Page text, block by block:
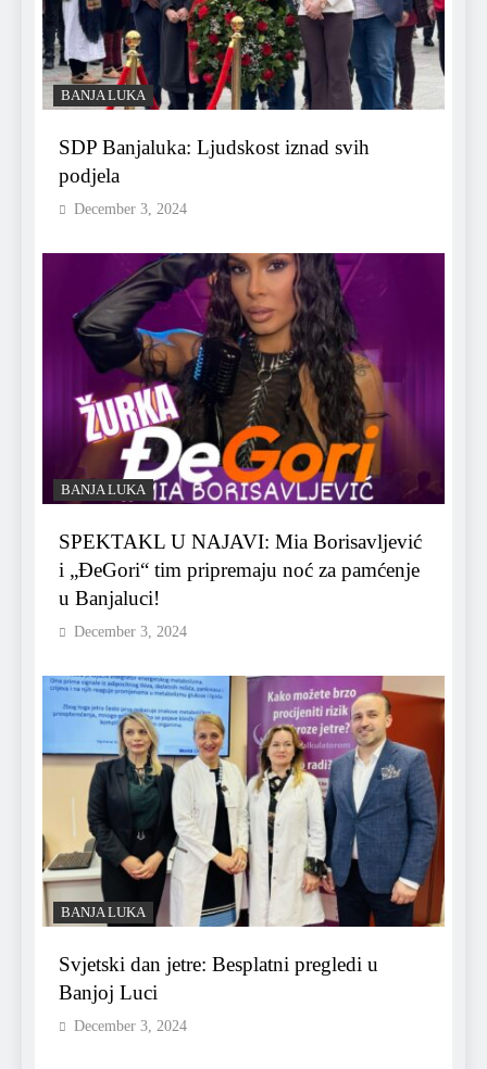
BANJA LUKA
SDP Banjaluka: Ljudskost iznad svih
podjela
December 3, 2024
BANJA LUKA
SPEKTAKL U NAJAVI: Mia Borisavljević
i „ĐeGori“ tim pripremaju noć za pamćenje
u Banjaluci!
December 3, 2024
BANJA LUKA
Svjetski dan jetre: Besplatni pregledi u
Banjoj Luci
December 3, 2024